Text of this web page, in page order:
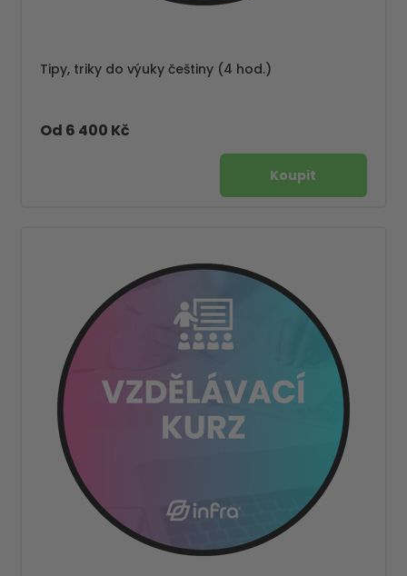
Tipy, triky do výuky češtiny (4 hod.)
Od 6 400 Kč